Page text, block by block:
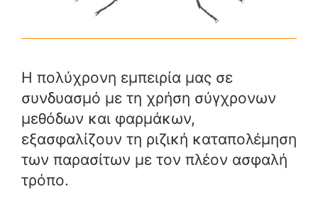
Η πολύχρονη εμπειρία μας σε
συνδυασμό με τη χρήση σύγχρονων
μεθόδων και φαρμάκων,
εξασφαλίζουν τη ριζική καταπολέμηση
των παρασίτων με τον πλέον ασφαλή
τρόπο.